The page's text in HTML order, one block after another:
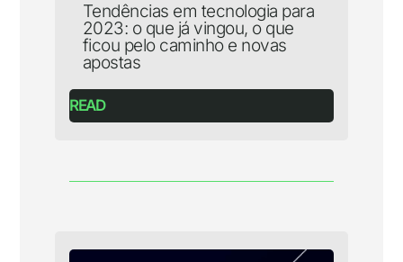
Tendências em tecnologia para
2023: o que já vingou, o que
ficou pelo caminho e novas
apostas
READ